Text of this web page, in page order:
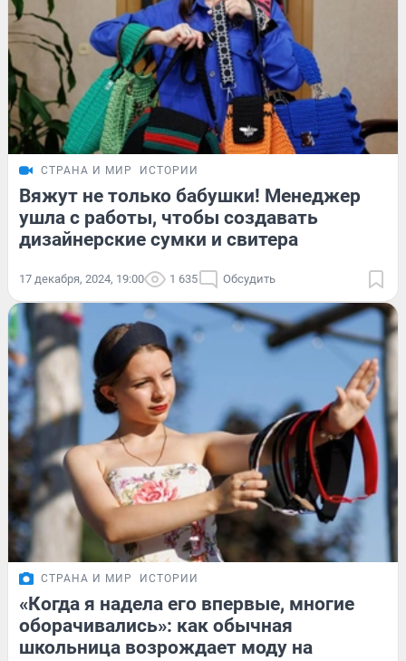
СТРАНА И МИР ИСТОРИИ
Вяжут не только бабушки! Менеджер
ушла с работы, чтобы создавать
дизайнерские сумки и свитера
17 декабря, 2024, 19:00 1 635 Обсудить
СТРАНА И МИР ИСТОРИИ
«Когда я надела его впервые, многие
оборачивались»: как обычная
школьница возрождает моду на